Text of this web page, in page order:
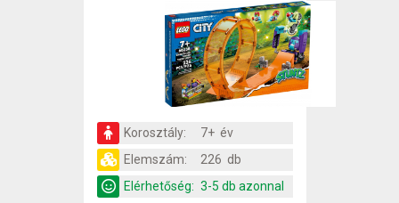
Korosztály:
7+ év
Elemszám:
226 db
Elérhetőség: 3-5 db azonnal